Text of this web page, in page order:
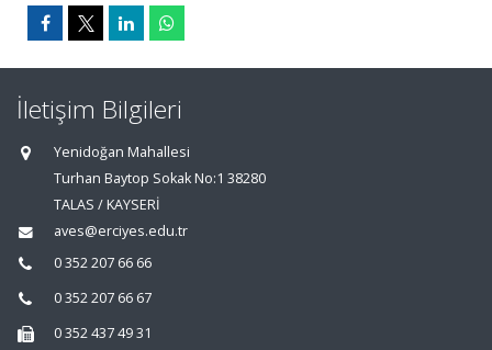
İletişim Bilgileri
Yenidoğan Mahallesi
Turhan Baytop Sokak No:1 38280
TALAS / KAYSERİ
aves@erciyes.edu.tr
0 352 207 66 66
0 352 207 66 67
0 352 437 49 31